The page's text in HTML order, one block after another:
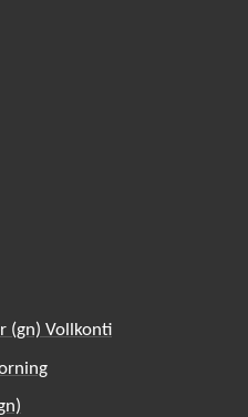
(gn) Vollkonti